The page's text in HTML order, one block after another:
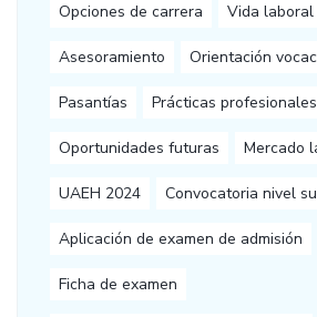
Opciones de carrera Vida laboral
Asesoramiento Orientación
Pasantías Prácticas profesionales
Oportunidades futuras Mercado
UAEH 2024 Convocatoria nivel
Aplicación de examen de admisión
Ficha de examen